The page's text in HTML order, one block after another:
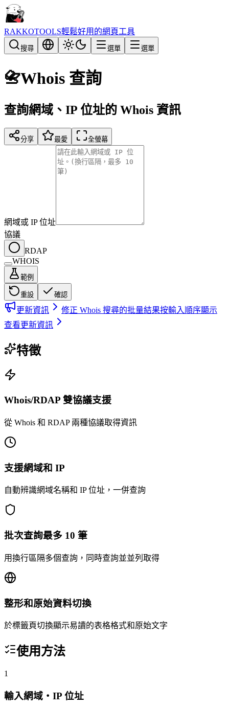
RAKKOTOOLS輕鬆好用的網頁工具
搜尋 選單 選單
📇Whois 查詢
查詢網域、IP 位址的 Whois 資訊
分享 最愛 全螢幕
網域或 IP 位址
協議
RDAP
WHOIS
範例
重設 確認
更新資訊
修正 Whois 搜尋的批量結果按輸入順序顯示
查看更新資訊
特徵
Whois/RDAP 雙協議支援
從 Whois 和 RDAP 兩種協議取得資訊
支援網域和 IP
自動辨識網域名稱和 IP 位址，一併查詢
批次查詢最多 10 筆
用換行區隔多個查詢，同時查詢並並列取得
整形和原始資料切換
於標籤頁切換顯示易讀的表格格式和原始文字
使用方法
1
輸入網域・IP 位址